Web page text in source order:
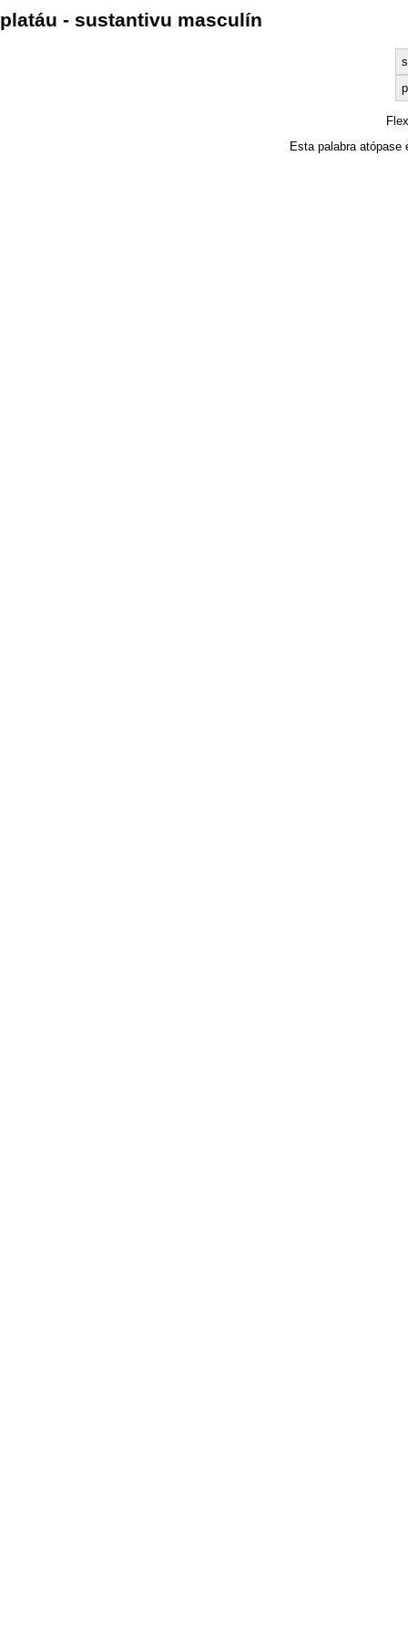
platáu - sustantivu masculín
Esta palabra atópase